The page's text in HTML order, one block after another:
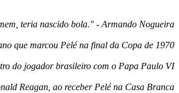
teria nascido bola." - Armando Nogueira
que marcou Pelé na final da Copa de 1970
do jogador brasileiro com o Papa Paulo VI
Reagan, ao receber Pelé na Casa Branca